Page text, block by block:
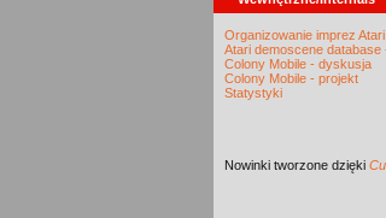
Organizowanie imprez
Atari demoscene database
Colony Mobile - dyskusja
Colony Mobile - projekt
Statystyki
Nowinki tworzone dzięki